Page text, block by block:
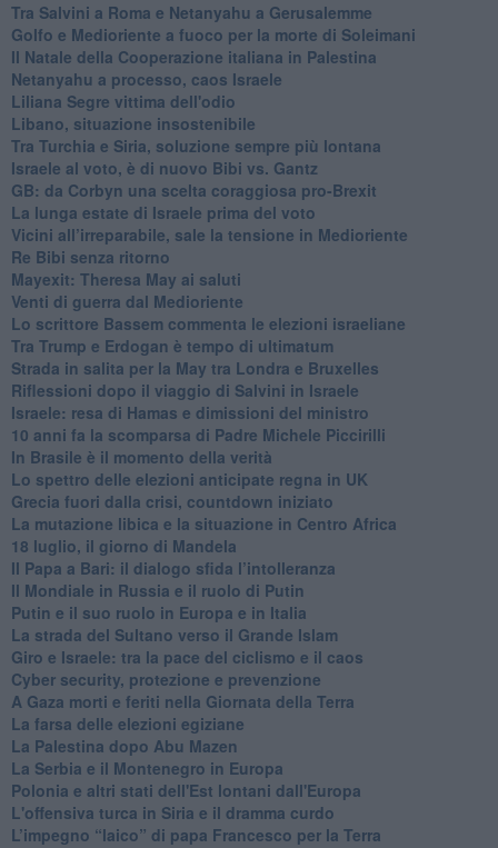
Tra Salvini a Roma e Netanyahu a Gerusalemme
Golfo e Medioriente a fuoco per la morte di Soleimani
Il Natale della Cooperazione italiana in Palestina
Netanyahu a processo, caos Israele
Liliana Segre vittima dell'odio
Libano, situazione insostenibile
Tra Turchia e Siria, soluzione sempre più lontana
Israele al voto, è di nuovo Bibi vs. Gantz
GB: da Corbyn una scelta coraggiosa pro-Brexit
La lunga estate di Israele prima del voto
Vicini all’irreparabile, sale la tensione in Medioriente
Re Bibi senza ritorno
Mayexit: Theresa May ai saluti
Venti di guerra dal Medioriente
Lo scrittore Bassem commenta le elezioni israeliane
Tra Trump e Erdogan è tempo di ultimatum
Strada in salita per la May tra Londra e Bruxelles
Riflessioni dopo il viaggio di Salvini in Israele
Israele: resa di Hamas e dimissioni del ministro
10 anni fa la scomparsa di Padre Michele Piccirilli
In Brasile è il momento della verità
Lo spettro delle elezioni anticipate regna in UK
Grecia fuori dalla crisi, countdown iniziato
La mutazione libica e la situazione in Centro Africa
18 luglio, il giorno di Mandela
Il Papa a Bari: il dialogo sfida l’intolleranza
Il Mondiale in Russia e il ruolo di Putin
Putin e il suo ruolo in Europa e in Italia
La strada del Sultano verso il Grande Islam
Giro e Israele: tra la pace del ciclismo e il caos
Cyber security, protezione e prevenzione
A Gaza morti e feriti nella Giornata della Terra
La farsa delle elezioni egiziane
La Palestina dopo Abu Mazen
La Serbia e il Montenegro in Europa
Polonia e altri stati dell'Est lontani dall'Europa
L'offensiva turca in Siria e il dramma curdo
L’impegno “laico” di papa Francesco per la Terra